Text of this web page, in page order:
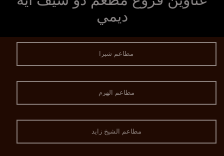
ديمي
مطاعم شبرا
مطاعم الهرم
مطاعم الشيخ زايد